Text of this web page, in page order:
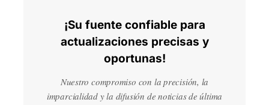
¡Su fuente confiable para
actualizaciones precisas y
oportunas!
Nuestro compromiso con la precisión, la
imparcialidad y la difusión de noticias de última